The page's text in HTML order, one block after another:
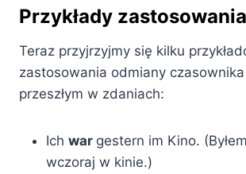
Przykłady zastosowania
Teraz przyjrzyjmy się kilku
zastosowania odmiany
przeszłym w zdaniach:
Ich war gestern im Kino.
wczoraj w kinie.)